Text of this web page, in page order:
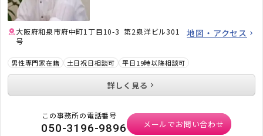
大阪府和泉市府中町1丁目10-3 第2泉洋ビル301
号
地図・アクセス
男性専門家在籍 土日祝日相談可 平日19時以降相談可
詳しく見る
この事務所の電話番号
050-3196-9896 メールでお問い合わせ